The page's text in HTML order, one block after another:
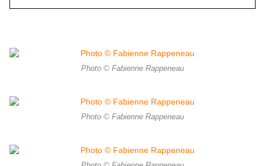
Photo © Fabienne Rappeneau
Photo © Fabienne Rappeneau